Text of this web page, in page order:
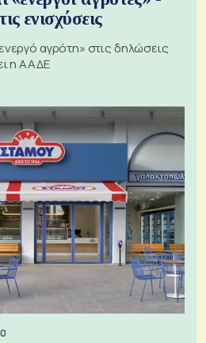
ενισχύσεις
αγρότη» στις δηλώσεις
η ΑΑΔΕ